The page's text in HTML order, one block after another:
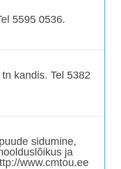
5595 0536.
kandis. Tel 5382
sidumine,
ja
www.cmtou.ee